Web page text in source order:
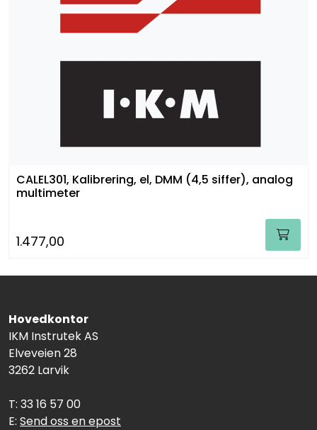
CALEL301, Kalibrering, el, DMM (4,5 siffer), analog
multimeter
1.477,00
Hovedkontor
IKM Instrutek AS
Elveveien 28
3262 Larvik
T: 33 16 57 00
E: Send oss en epost